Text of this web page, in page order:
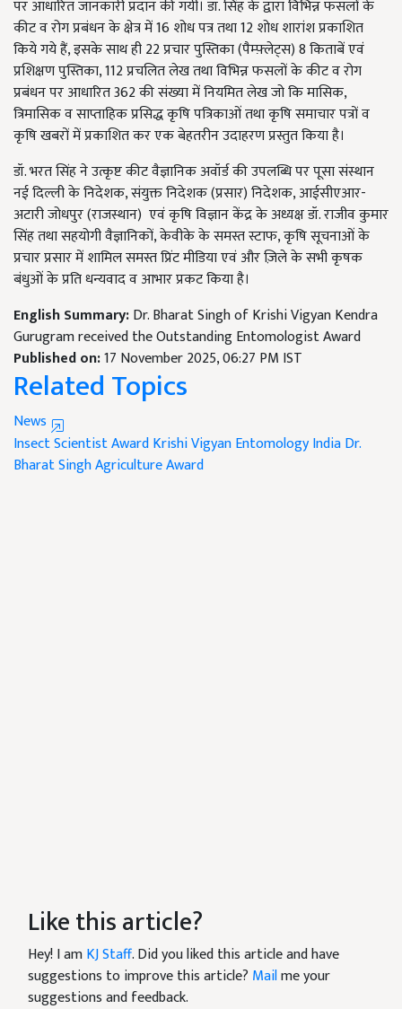
पर आधारित जानकारी प्रदान की गयी। डॉ. सिंह के द्वारा विभिन्न फसलों के
कीट व रोग प्रबंधन के क्षेत्र में 16 शोध पत्र तथा 12 शोध शारांश प्रकाशित
किये गये हैं, इसके साथ ही 22 प्रचार पुस्तिका (पैम्फ़्लेट्स) 8 किताबें एवं
प्रशिक्षण पुस्तिका, 112 प्रचलित लेख तथा विभिन्न फसलों के कीट व रोग
प्रबंधन पर आधारित 362 की संख्या में नियमित लेख जो कि मासिक,
त्रिमासिक व साप्ताहिक प्रसिद्ध कृषि पत्रिकाओं तथा कृषि समाचार पत्रों व
कृषि खबरों में प्रकाशित कर एक बेहतरीन उदाहरण प्रस्तुत किया है।
डॉ. भरत सिंह ने उत्कृष्ट कीट वैज्ञानिक अवॉर्ड की उपलब्धि पर पूसा संस्थान
नई दिल्ली के निदेशक, संयुक्त निदेशक (प्रसार) निदेशक, आईसीएआर-
अटारी जोधपुर (राजस्थान) एवं कृषि विज्ञान केंद्र के अध्यक्ष डॉ. राजीव कुमार
सिंह तथा सहयोगी वैज्ञानिकों, केवीके के समस्त स्टाफ, कृषि सूचनाओं के
प्रचार प्रसार में शामिल समस्त प्रिंट मीडिया एवं और ज़िले के सभी कृषक
बंधुओं के प्रति धन्यवाद व आभार प्रकट किया है।
English Summary:Dr. Bharat Singh of Krishi Vigyan Kendra
Gurugram received the Outstanding Entomologist Award
Published on:17 November 2025, 06:27 PM IST
Related Topics
News
Insect Scientist AwardKrishi VigyanEntomology IndiaDr.
Bharat SinghAgriculture Award
Like this article?
Hey! I amKJ Staff. Did you liked this article and have
suggestions to improve this article? Mailme your
suggestions and feedback.